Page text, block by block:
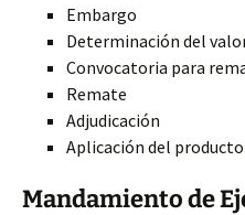
Embargo
Determinación del
Convocatoria para
Remate
Adjudicación
Aplicación del
Mandamiento de